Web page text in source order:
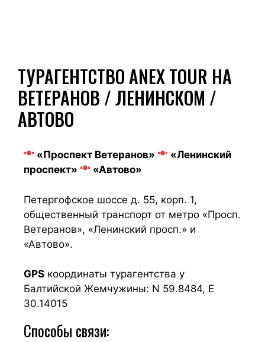
ТУРАГЕНТСТВО ANEX TOUR НА
ВЕТЕРАНОВ / ЛЕНИНСКОМ /
АВТОВО
«Проспект Ветеранов»
«Ленинский
проспект»
«Автово»
Петергофское шоссе д. 55, корп. 1,
общественный транспорт от метро «Просп.
Ветеранов», «Ленинский просп.» и
«Автово».
GPS координаты турагентства у
Балтийской Жемчужины: N 59.8484, E
30.14015
Способы связи: